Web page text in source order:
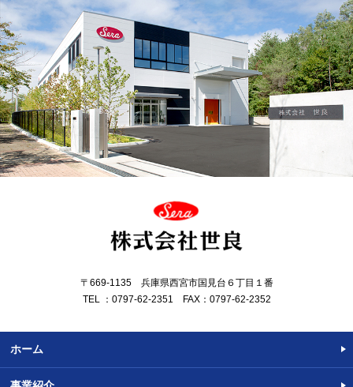
〒669-1135 兵庫県西宮市国見台６丁目１番
TEL ：0797-62-2351 FAX：0797-62-2352
ホーム